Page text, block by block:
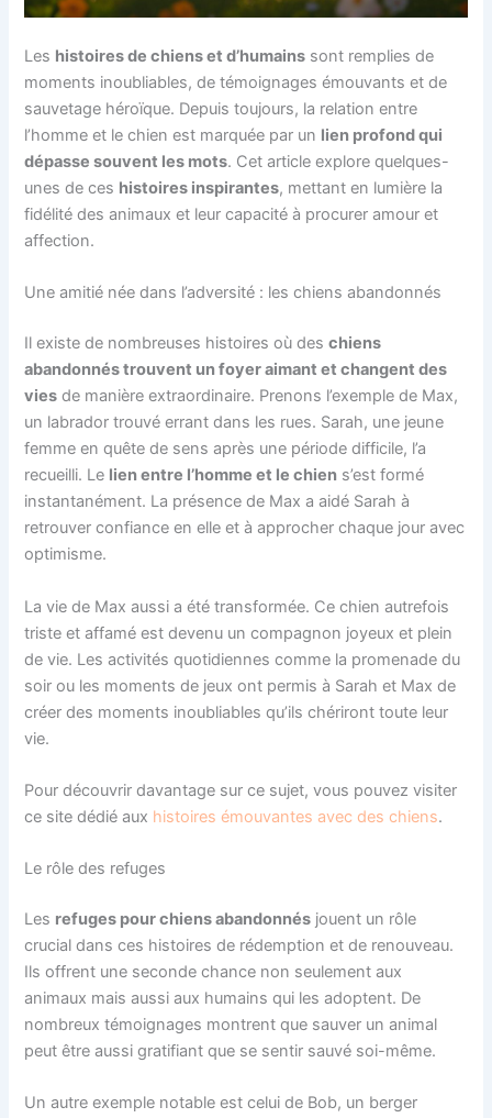
Les histoires de chiens et d’humains sont remplies de
moments inoubliables, de témoignages émouvants et de
sauvetage héroïque. Depuis toujours, la relation entre
l’homme et le chien est marquée par un lien profond qui
dépasse souvent les mots. Cet article explore quelques-
unes de ces histoires inspirantes, mettant en lumière la
fidélité des animaux et leur capacité à procurer amour et
affection.
Une amitié née dans l’adversité : les chiens abandonnés
Il existe de nombreuses histoires où deschiens
abandonnés trouvent un foyer aimant et changent des
vies de manière extraordinaire. Prenons l’exemple de Max,
un labrador trouvé errant dans les rues. Sarah, une jeune
femme en quête de sens après une période difficile, l’a
recueilli. Le lien entre l’homme et le chien s’est formé
instantanément. La présence de Max a aidé Sarah à
retrouver confiance en elle et à approcher chaque jour avec
optimisme.
La vie de Max aussi a été transformée. Ce chien autrefois
triste et affamé est devenu un compagnon joyeux et plein
de vie. Les activités quotidiennes comme la promenade du
soir ou les moments de jeux ont permis à Sarah et Max de
créer des moments inoubliables qu’ils chériront toute leur
vie.
Pour découvrir davantage sur ce sujet, vous pouvez visiter
ce site dédié aux histoires émouvantes avec des chiens.
Le rôle des refuges
Les refuges pour chiens abandonnés jouent un rôle
crucial dans ces histoires de rédemption et de renouveau.
Ils offrent une seconde chance non seulement aux
animaux mais aussi aux humains qui les adoptent. De
nombreux témoignages montrent que sauver un animal
peut être aussi gratifiant que se sentir sauvé soi-même.
Un autre exemple notable est celui de Bob, un berger